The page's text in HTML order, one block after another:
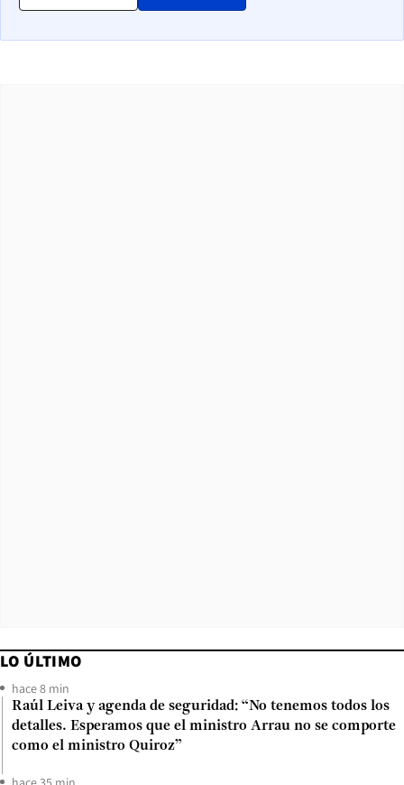
LO ÚLTIMO
hace 8 min
Raúl Leiva y agenda de seguridad: “No tenemos todos los
detalles. Esperamos que el ministro Arrau no se comporte
como el ministro Quiroz”